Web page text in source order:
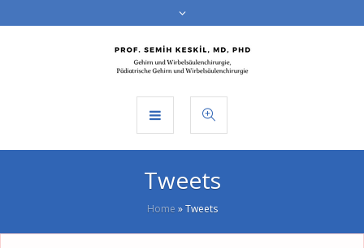
Tweets
Home »Tweets